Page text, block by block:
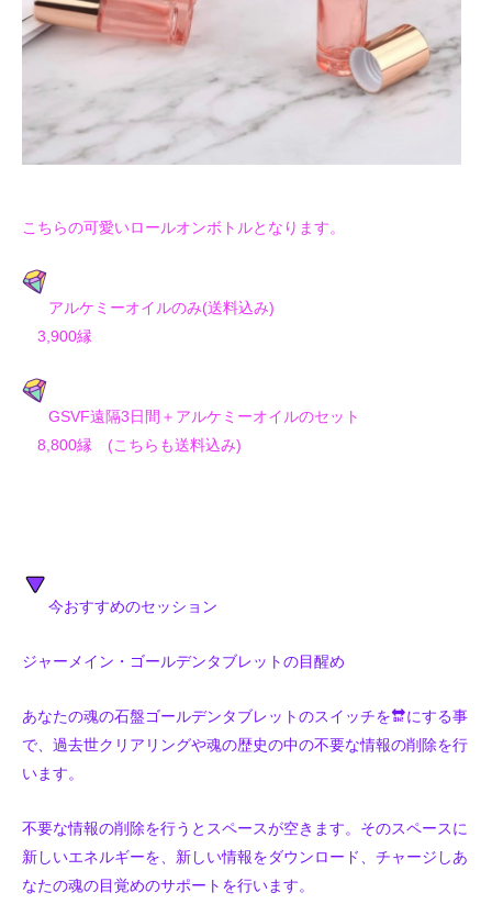
こちらの可愛いロールオンボトルとなります。
アルケミーオイルのみ(送料込み)
3,900縁
GSVF遠隔3日間＋アルケミーオイルのセット
8,800縁 (こちらも送料込み)
今おすすめのセッション
ジャーメイン・ゴールデンタブレットの目醒め
あなたの魂の石盤ゴールデンタブレットのスイッチを🔛にする事
で、過去世クリアリングや魂の歴史の中の不要な情報の削除を行
います。
不要な情報の削除を行うとスペースが空きます。そのスペースに
新しいエネルギーを、新しい情報をダウンロード、チャージしあ
なたの魂の目覚めのサポートを行います。